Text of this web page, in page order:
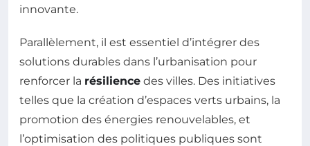
innovante.
Parallèlement, il est essentiel d’intégrer des
solutions durables dans l’urbanisation pour
renforcer la résilience des villes. Des initiatives
telles que la création d’espaces verts urbains, la
promotion des énergies renouvelables, et
l’optimisation des politiques publiques sont